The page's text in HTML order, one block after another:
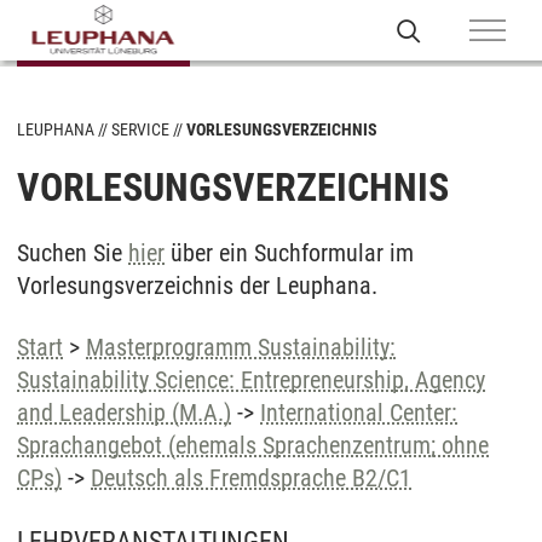
LEUPHANA SERVICE VORLESUNGSVERZEICHNIS
VORLESUNGSVERZEICHNIS
Suchen Sie hier über ein Suchformular im
Vorlesungsverzeichnis der Leuphana.
Start > Masterprogramm Sustainability:
Sustainability Science: Entrepreneurship, Agency
and Leadership (M.A.) -> International Center:
Sprachangebot (ehemals Sprachenzentrum; ohne
CPs) -> Deutsch als Fremdsprache B2/C1